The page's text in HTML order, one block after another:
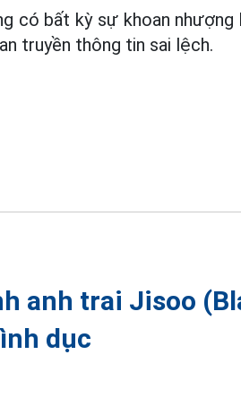
có bất kỳ sự khoan nhượng
truyền thông tin sai lệch.
anh trai Jisoo
dục